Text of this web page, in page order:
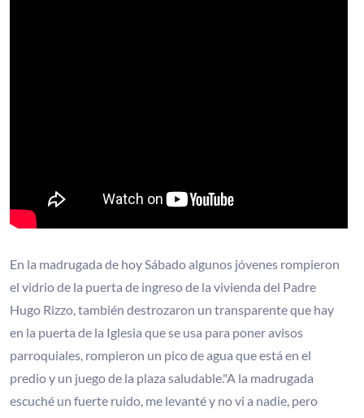
En la madrugada de hoy Sábado algunos jóvenes rompieron
el vidrio de la puerta de ingreso de la vivienda del Padre
Hugo Rizzo, también destrozaron un transparente que hay
en la puerta de la Iglesia que se usa para poner avisos
parroquiales, rompieron un pico de agua que está en el
predio y un juego de la plaza saludable."A la madrugada
escuché un fuerte ruido, me levanté y no vi a nadie, pero